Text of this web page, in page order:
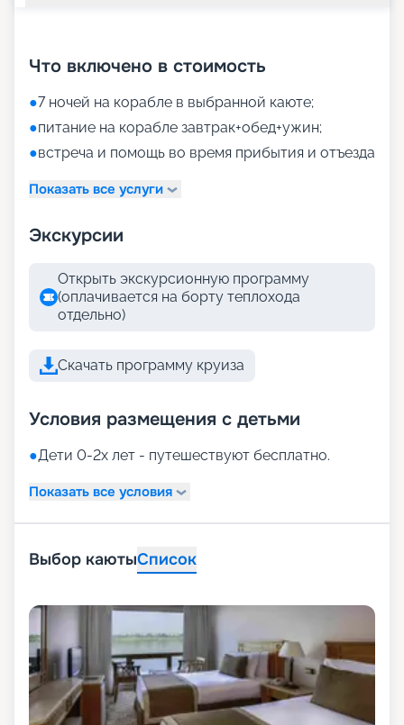
Что включено в стоимость
●7 ночей на корабле в выбранной каюте;
●питание на корабле завтрак+обед+ужин;
●встреча и помощь во время прибытия и отъезда
Показать все услуги
Экскурсии
Открыть экскурсионную программу
(оплачивается на борту теплохода
отдельно)
Скачать программу круиза
Условия размещения с детьми
●Дети 0-2х лет - путешествуют бесплатно.
Показать все условия
Выбор каютыСписок